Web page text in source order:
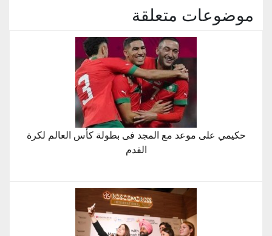
موضوعات متعلقة
حكيمي على موعد مع المجد فى بطولة كأس العالم لكرة
القدم